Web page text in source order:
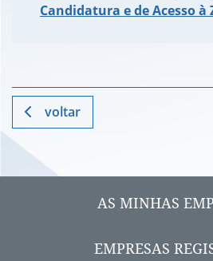
Candidatura e de Acesso à
voltar
AS MINHAS
EMPRESAS